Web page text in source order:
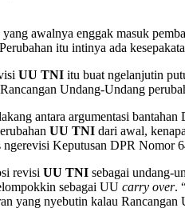
yang awalnya enggak masuk
itu intinya ada
UU TNI itu buat ngelanjutin
Undang-Undang
antara argumentasi
UU TNI dari awal,
Keputusan DPR
revisi UU TNI sebagai undang-
sebagai UU carry over.
yang nyebutin kalau Rancangan